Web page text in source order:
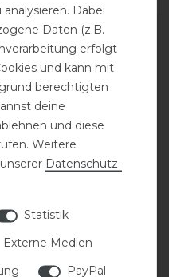
Gamaschen Bamboo
Dabei
Daten (z.B.
erfolgt
und kann mit
berechtigten
deine
und diese
Weitere
Daten­schutz­
Statistik
Externe Medien
PayPal